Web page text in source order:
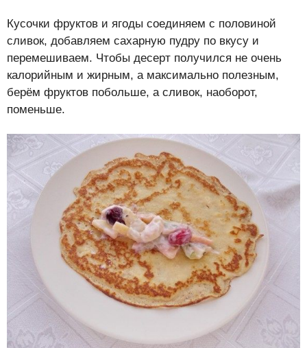
Кусочки фруктов и ягоды соединяем с половиной
сливок, добавляем сахарную пудру по вкусу и
перемешиваем. Чтобы десерт получился не очень
калорийным и жирным, а максимально полезным,
берём фруктов побольше, а сливок, наоборот,
поменьше.